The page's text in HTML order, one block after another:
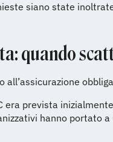
siano state
quando
all’assicurazione
era prevista
hanno portato